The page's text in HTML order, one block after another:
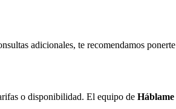
adicionales, te recomendamos
o disponibilidad. El equipo de Háblame